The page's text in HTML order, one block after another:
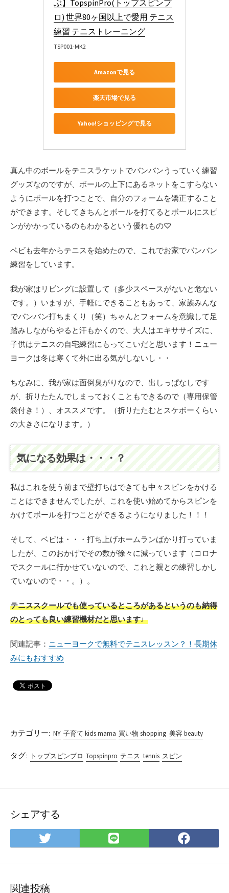
ぶ】TopspinPro(トップスピンプ
ロ) 世界80ヶ国以上で愛用 テニス
練習 テニストレーニング
TSP001-MK2
Amazonで見る
楽天市場で見る
Yahoo!ショッピングで見る
真ん中のボールをテニスラケットでバンバンうっていく練習
グッズなのですが、ボールの上下にあるネットをこすらない
ようにボールを打つことで、自分のフォームを矯正すること
ができます。そしてきちんとボールを打てるとボールにスピ
ンがかかっているのもわかるという優れもの♡
ベビも去年からテニスを始めたので、これでお家でバンバン
練習をしています。
我が家はリビングに設置して（多少スペースがないと危ない
です。）いますが、手軽にできることもあって、家族みんな
でバンバン打ちまくり（笑）ちゃんとフォームを意識して足
踏みしながらやると汗もかくので、大人はエキササイズに、
子供はテニスの自宅練習にもってこいだと思います！ニュー
ヨークは冬は寒くて外に出る気がしないし・・
ちなみに、我が家は面倒臭がりなので、出しっぱなしです
が、折りたたんでしまっておくこともできるので（専用保管
袋付き！）、オススメです。（折りたたむとスケボーくらい
の大きさになります。）
気になる効果は・・・？
私はこれを使う前まで壁打ちはできても中々スピンをかける
ことはできませんでしたが、これを使い始めてからスピンを
かけてボールを打つことができるようになりました！！！
そして、ベビは・・・打ち上げホームランばかり打っていま
したが、このおかげでその数が徐々に減っています（コロナ
でスクールに行かせていないので、これと親との練習しかし
ていないので・・。）。
テニススクールでも使っているところがあるというのも納得
のとっても良い練習機材だと思います♩
関連記事： ニューヨークで無料でテニスレッスン？！長期休
みにもおすすめ
カテゴリー: NY 子育て kids mama 買い物 shopping 美容 beauty
タグ: トップスピンプロ Topspinpro テニス tennis スピン
シェアする
Twitter
で
LINE
で
で
関連投稿